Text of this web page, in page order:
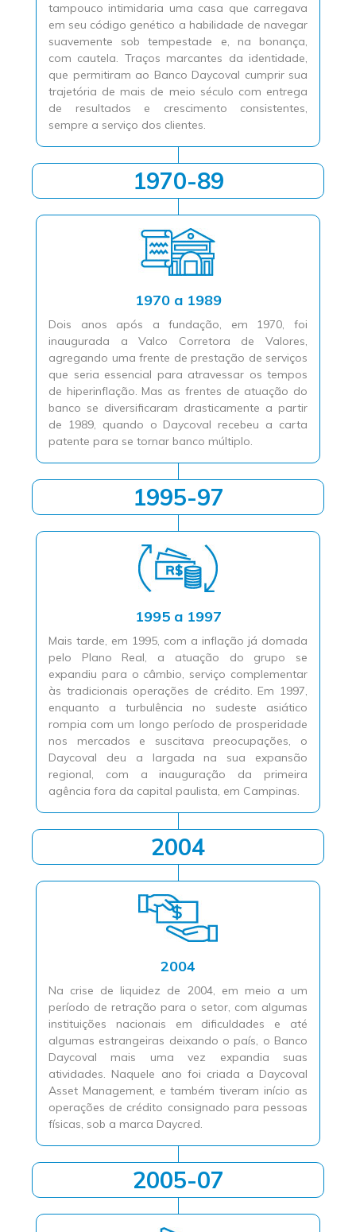
tampouco intimidaria uma casa que carregava
em seu código genético a habilidade de navegar
suavemente sob tempestade e, na bonança,
com cautela. Traços marcantes da identidade,
que permitiram ao Banco Daycoval cumprir sua
trajetória de mais de meio século com entrega
de resultados e crescimento consistentes,
sempre a serviço dos clientes.
1970-89
1970 a 1989
Dois anos após a fundação, em 1970, foi
inaugurada a Valco Corretora de Valores,
agregando uma frente de prestação de serviços
que seria essencial para atravessar os tempos
de hiperinflação. Mas as frentes de atuação do
banco se diversificaram drasticamente a partir
de 1989, quando o Daycoval recebeu a carta
patente para se tornar banco múltiplo.
1995-97
1995 a 1997
Mais tarde, em 1995, com a inflação já domada
pelo Plano Real, a atuação do grupo se
expandiu para o câmbio, serviço complementar
às tradicionais operações de crédito. Em 1997,
enquanto a turbulência no sudeste asiático
rompia com um longo período de prosperidade
nos mercados e suscitava preocupações, o
Daycoval deu a largada na sua expansão
regional, com a inauguração da primeira
agência fora da capital paulista, em Campinas.
2004
2004
Na crise de liquidez de 2004, em meio a um
período de retração para o setor, com algumas
instituições nacionais em dificuldades e até
algumas estrangeiras deixando o país, o Banco
Daycoval mais uma vez expandia suas
atividades. Naquele ano foi criada a Daycoval
Asset Management, e também tiveram início as
operações de crédito consignado para pessoas
físicas, sob a marca Daycred.
2005-07